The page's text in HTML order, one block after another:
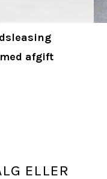
afgift
ELLER